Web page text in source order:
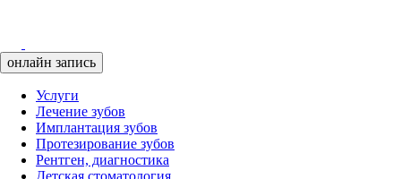
онлайн запись
Услуги
Лечение зубов
Имплантация зубов
Протезирование зубов
Рентген, диагностика
Детская стоматология